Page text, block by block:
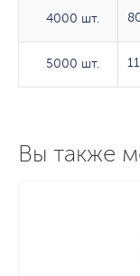
4000 шт.
5000 шт.
4000 шт.
5000 шт.
Вы также